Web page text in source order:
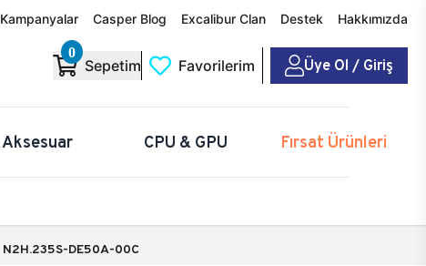
Kampanyalar Casper Blog Excalibur Clan Destek Hakkımızda
0
Sepetim Favorilerim Üye Ol / Giriş
Aksesuar CPU & GPU Fırsat Ürünleri
N2H.235S-DE50A-00C